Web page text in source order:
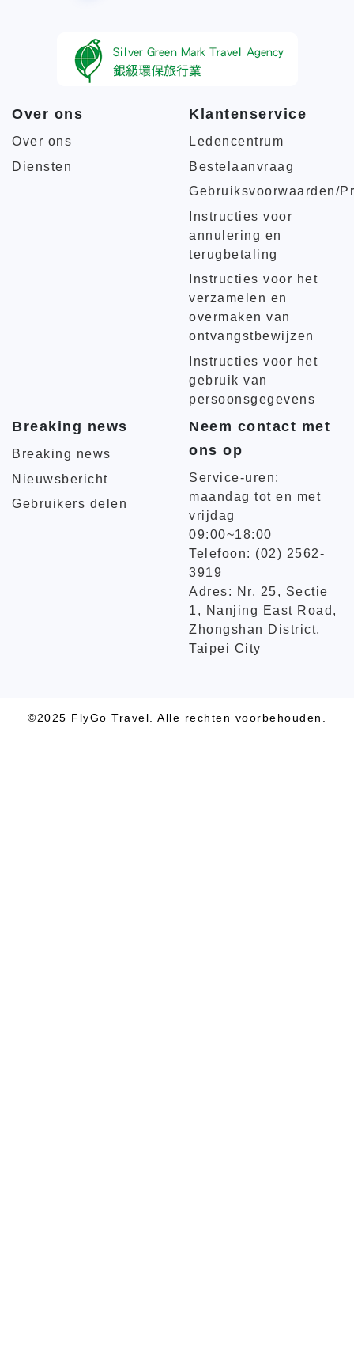
Over ons
Over ons
Diensten
Klantenservice
Ledencentrum
Bestelaanvraag
Gebruiksvoorwaarden/
Instructies voor
annulering en
terugbetaling
Instructies voor het
verzamelen en
overmaken van
ontvangstbewijzen
Instructies voor het
gebruik van
persoonsgegevens
Breaking news
Breaking news
Nieuwsbericht
Gebruikers delen
Neem contact met
ons op
Service-uren:
maandag tot en met
vrijdag
09:00~18:00
Telefoon: (02) 2562-
3919
Adres: Nr. 25, Sectie
1, Nanjing East Road,
Zhongshan District,
Taipei City
©2025 FlyGo Travel. Alle rechten voorbehouden.